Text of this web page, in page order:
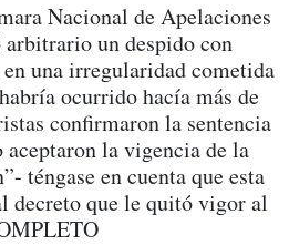
Nacional de Apelaciones
un despido con
en una irregularidad cometida
ocurrido hacía más de
confirmaron la sentencia
la vigencia de la
téngase en cuenta que esta
decreto que le quitó vigor al